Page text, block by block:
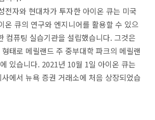
전자와 현대차가 투자한 아이온 큐는 미국
온 큐의 연구와 엔지니어를 활용할 수 있으
컴퓨팅 실습기관을 설립했습니다. 그것은
태로 메릴랜드 주 중부대학 파크의 메릴랜
있습니다. 2021년 10월 1일 아이온 큐는
에서 뉴욕 증권 거래소에 처음 상장되었습